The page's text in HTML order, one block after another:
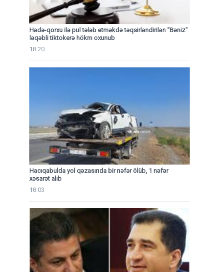
Hədə-qorxu ilə pul tələb etməkdə təqsirləndirilən "Bəniz"
ləqəbli tiktokerə hökm oxunub
18:20
Hacıqabulda yol qəzasında bir nəfər ölüb, 1 nəfər
xəsarət alıb
18:03